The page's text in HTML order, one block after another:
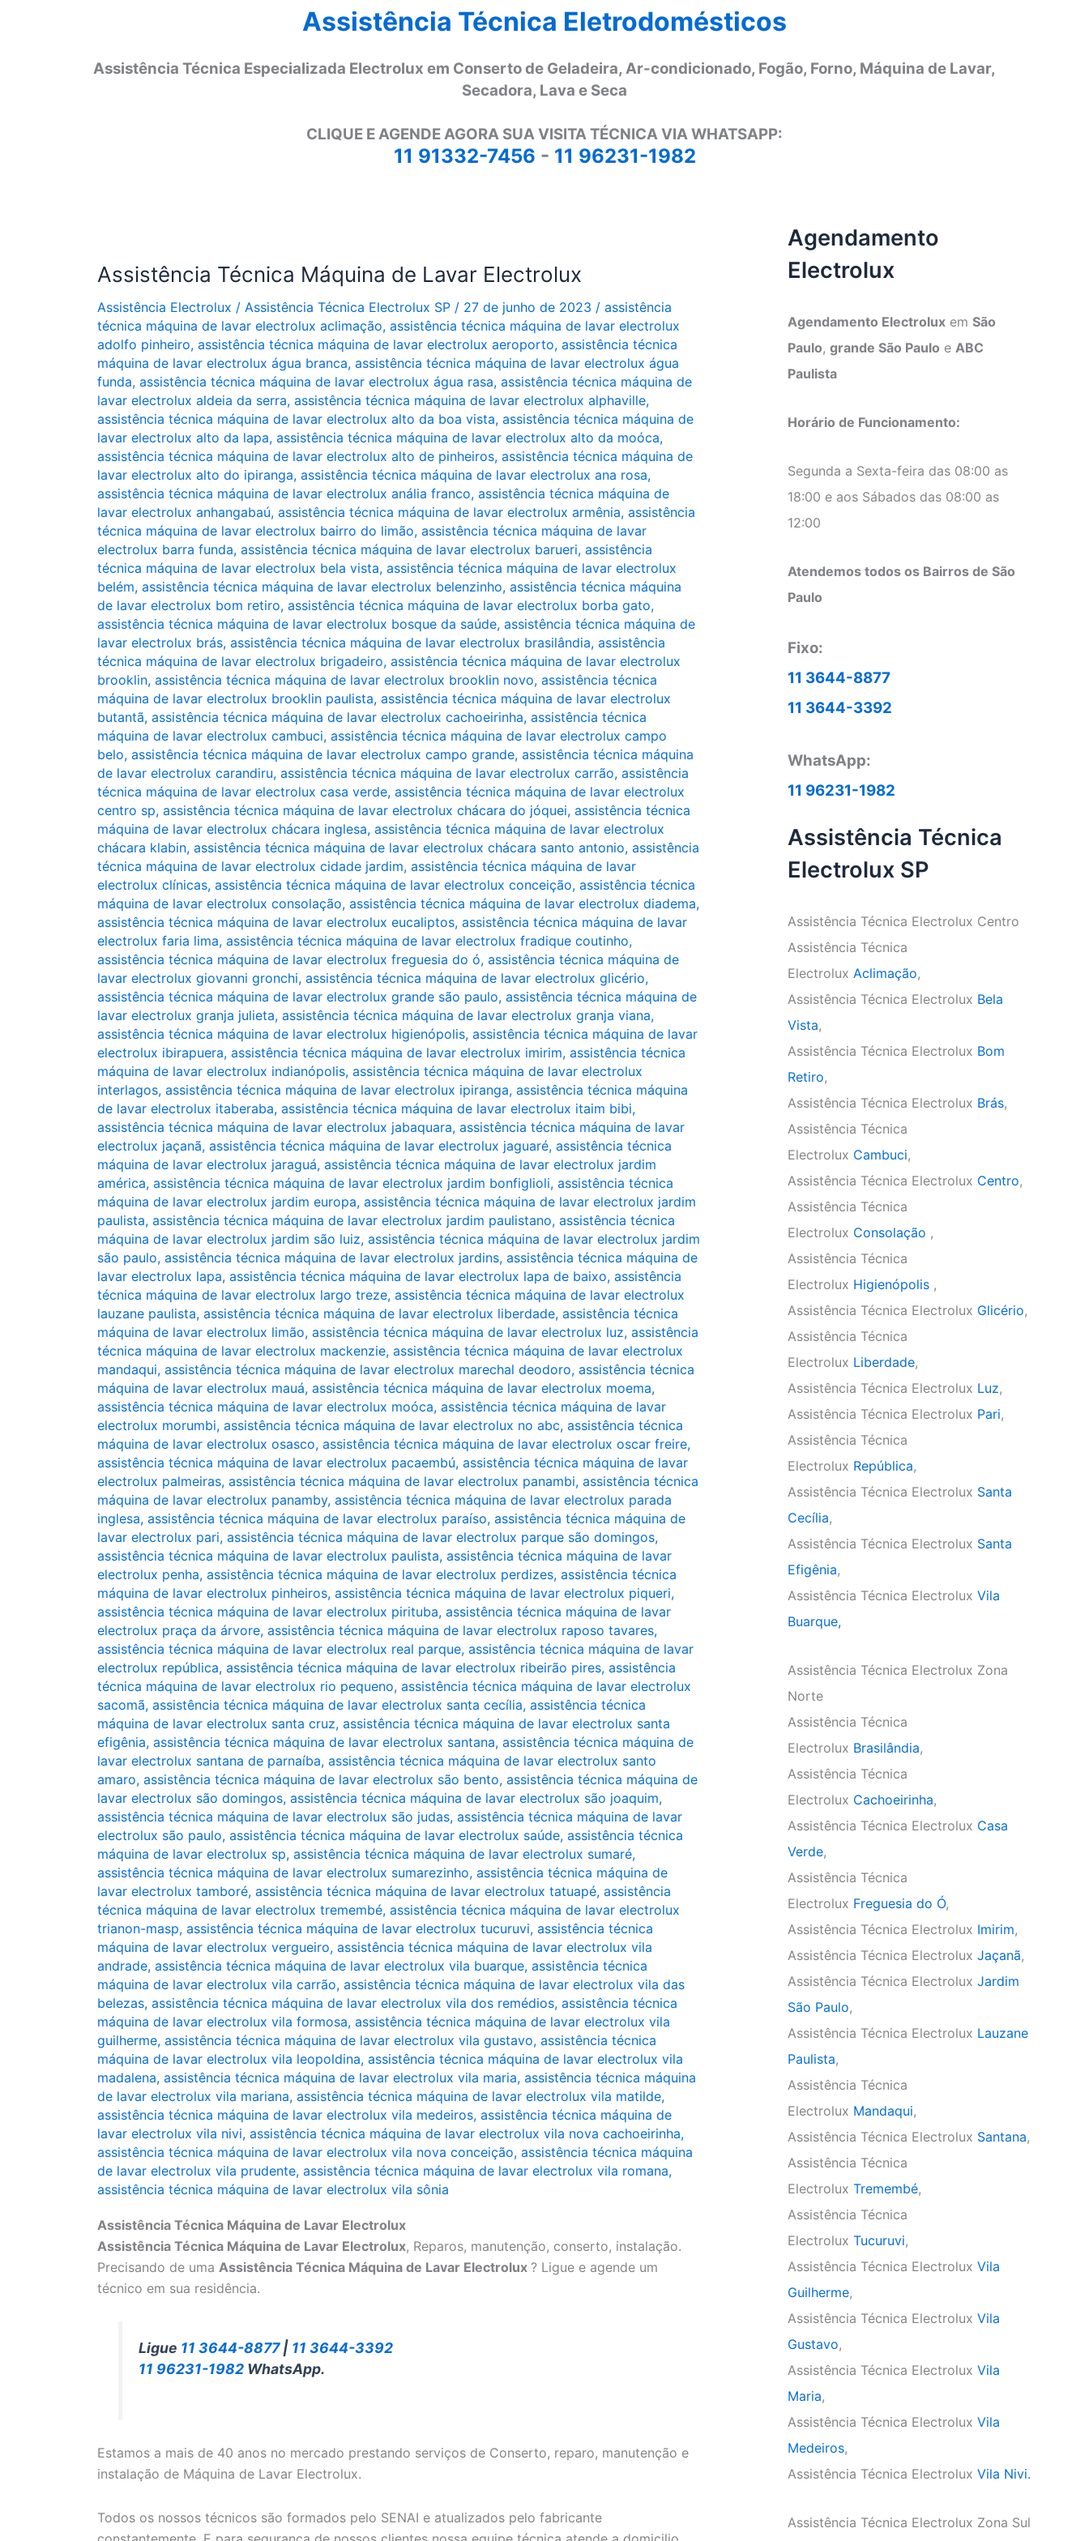
Assistência Técnica Eletrodomésticos
Assistência Técnica Especializada Electrolux em Conserto de Geladeira, Ar-condicionado, Fogão, Forno, Máquina de Lavar,
Secadora, Lava e Seca
CLIQUE E AGENDE AGORA SUA VISITA TÉCNICA VIA WHATSAPP:
11 91332-7456 - 11 96231-1982
Assistência Técnica Máquina de Lavar Electrolux
Assistência Electrolux / Assistência Técnica Electrolux SP / 27 de junho de 2023 / assistência
técnica máquina de lavar electrolux aclimação, assistência técnica máquina de lavar electrolux
adolfo pinheiro, assistência técnica máquina de lavar electrolux aeroporto, assistência técnica
máquina de lavar electrolux água branca, assistência técnica máquina de lavar electrolux água
funda, assistência técnica máquina de lavar electrolux água rasa, assistência técnica máquina de
lavar electrolux aldeia da serra, assistência técnica máquina de lavar electrolux alphaville,
assistência técnica máquina de lavar electrolux alto da boa vista, assistência técnica máquina de
lavar electrolux alto da lapa, assistência técnica máquina de lavar electrolux alto da moóca,
assistência técnica máquina de lavar electrolux alto de pinheiros, assistência técnica máquina de
lavar electrolux alto do ipiranga, assistência técnica máquina de lavar electrolux ana rosa,
assistência técnica máquina de lavar electrolux anália franco, assistência técnica máquina de
lavar electrolux anhangabaú, assistência técnica máquina de lavar electrolux armênia, assistência
técnica máquina de lavar electrolux bairro do limão, assistência técnica máquina de lavar
electrolux barra funda, assistência técnica máquina de lavar electrolux barueri, assistência
técnica máquina de lavar electrolux bela vista, assistência técnica máquina de lavar electrolux
belém, assistência técnica máquina de lavar electrolux belenzinho, assistência técnica máquina
de lavar electrolux bom retiro, assistência técnica máquina de lavar electrolux borba gato,
assistência técnica máquina de lavar electrolux bosque da saúde, assistência técnica máquina de
lavar electrolux brás, assistência técnica máquina de lavar electrolux brasilândia, assistência
técnica máquina de lavar electrolux brigadeiro, assistência técnica máquina de lavar electrolux
brooklin, assistência técnica máquina de lavar electrolux brooklin novo, assistência técnica
máquina de lavar electrolux brooklin paulista, assistência técnica máquina de lavar electrolux
butantã, assistência técnica máquina de lavar electrolux cachoeirinha, assistência técnica
máquina de lavar electrolux cambuci, assistência técnica máquina de lavar electrolux campo
belo, assistência técnica máquina de lavar electrolux campo grande, assistência técnica máquina
de lavar electrolux carandiru, assistência técnica máquina de lavar electrolux carrão, assistência
técnica máquina de lavar electrolux casa verde, assistência técnica máquina de lavar electrolux
centro sp, assistência técnica máquina de lavar electrolux chácara do jóquei, assistência técnica
máquina de lavar electrolux chácara inglesa, assistência técnica máquina de lavar electrolux
chácara klabin, assistência técnica máquina de lavar electrolux chácara santo antonio, assistência
técnica máquina de lavar electrolux cidade jardim, assistência técnica máquina de lavar
electrolux clínicas, assistência técnica máquina de lavar electrolux conceição, assistência técnica
máquina de lavar electrolux consolação, assistência técnica máquina de lavar electrolux diadema,
assistência técnica máquina de lavar electrolux eucaliptos, assistência técnica máquina de lavar
electrolux faria lima, assistência técnica máquina de lavar electrolux fradique coutinho,
assistência técnica máquina de lavar electrolux freguesia do ó, assistência técnica máquina de
lavar electrolux giovanni gronchi, assistência técnica máquina de lavar electrolux glicério,
assistência técnica máquina de lavar electrolux grande são paulo, assistência técnica máquina de
lavar electrolux granja julieta, assistência técnica máquina de lavar electrolux granja viana,
assistência técnica máquina de lavar electrolux higienópolis, assistência técnica máquina de lavar
electrolux ibirapuera, assistência técnica máquina de lavar electrolux imirim, assistência técnica
máquina de lavar electrolux indianópolis, assistência técnica máquina de lavar electrolux
interlagos, assistência técnica máquina de lavar electrolux ipiranga, assistência técnica máquina
de lavar electrolux itaberaba, assistência técnica máquina de lavar electrolux itaim bibi,
assistência técnica máquina de lavar electrolux jabaquara, assistência técnica máquina de lavar
electrolux jaçanã, assistência técnica máquina de lavar electrolux jaguaré, assistência técnica
máquina de lavar electrolux jaraguá, assistência técnica máquina de lavar electrolux jardim
américa, assistência técnica máquina de lavar electrolux jardim bonfiglioli, assistência técnica
máquina de lavar electrolux jardim europa, assistência técnica máquina de lavar electrolux jardim
paulista, assistência técnica máquina de lavar electrolux jardim paulistano, assistência técnica
máquina de lavar electrolux jardim são luiz, assistência técnica máquina de lavar electrolux jardim
são paulo, assistência técnica máquina de lavar electrolux jardins, assistência técnica máquina de
lavar electrolux lapa, assistência técnica máquina de lavar electrolux lapa de baixo, assistência
técnica máquina de lavar electrolux largo treze, assistência técnica máquina de lavar electrolux
lauzane paulista, assistência técnica máquina de lavar electrolux liberdade, assistência técnica
máquina de lavar electrolux limão, assistência técnica máquina de lavar electrolux luz, assistência
técnica máquina de lavar electrolux mackenzie, assistência técnica máquina de lavar electrolux
mandaqui, assistência técnica máquina de lavar electrolux marechal deodoro, assistência técnica
máquina de lavar electrolux mauá, assistência técnica máquina de lavar electrolux moema,
assistência técnica máquina de lavar electrolux moóca, assistência técnica máquina de lavar
electrolux morumbi, assistência técnica máquina de lavar electrolux no abc, assistência técnica
máquina de lavar electrolux osasco, assistência técnica máquina de lavar electrolux oscar freire,
assistência técnica máquina de lavar electrolux pacaembú, assistência técnica máquina de lavar
electrolux palmeiras, assistência técnica máquina de lavar electrolux panambi, assistência técnica
máquina de lavar electrolux panamby, assistência técnica máquina de lavar electrolux parada
inglesa, assistência técnica máquina de lavar electrolux paraíso, assistência técnica máquina de
lavar electrolux pari, assistência técnica máquina de lavar electrolux parque são domingos,
assistência técnica máquina de lavar electrolux paulista, assistência técnica máquina de lavar
electrolux penha, assistência técnica máquina de lavar electrolux perdizes, assistência técnica
máquina de lavar electrolux pinheiros, assistência técnica máquina de lavar electrolux piqueri,
assistência técnica máquina de lavar electrolux pirituba, assistência técnica máquina de lavar
electrolux praça da árvore, assistência técnica máquina de lavar electrolux raposo tavares,
assistência técnica máquina de lavar electrolux real parque, assistência técnica máquina de lavar
electrolux república, assistência técnica máquina de lavar electrolux ribeirão pires, assistência
técnica máquina de lavar electrolux rio pequeno, assistência técnica máquina de lavar electrolux
sacomã, assistência técnica máquina de lavar electrolux santa cecília, assistência técnica
máquina de lavar electrolux santa cruz, assistência técnica máquina de lavar electrolux santa
efigênia, assistência técnica máquina de lavar electrolux santana, assistência técnica máquina de
lavar electrolux santana de parnaíba, assistência técnica máquina de lavar electrolux santo
amaro, assistência técnica máquina de lavar electrolux são bento, assistência técnica máquina de
lavar electrolux são domingos, assistência técnica máquina de lavar electrolux são joaquim,
assistência técnica máquina de lavar electrolux são judas, assistência técnica máquina de lavar
electrolux são paulo, assistência técnica máquina de lavar electrolux saúde, assistência técnica
máquina de lavar electrolux sp, assistência técnica máquina de lavar electrolux sumaré,
assistência técnica máquina de lavar electrolux sumarezinho, assistência técnica máquina de
lavar electrolux tamboré, assistência técnica máquina de lavar electrolux tatuapé, assistência
técnica máquina de lavar electrolux tremembé, assistência técnica máquina de lavar electrolux
trianon-masp, assistência técnica máquina de lavar electrolux tucuruvi, assistência técnica
máquina de lavar electrolux vergueiro, assistência técnica máquina de lavar electrolux vila
andrade, assistência técnica máquina de lavar electrolux vila buarque, assistência técnica
máquina de lavar electrolux vila carrão, assistência técnica máquina de lavar electrolux vila das
belezas, assistência técnica máquina de lavar electrolux vila dos remédios, assistência técnica
máquina de lavar electrolux vila formosa, assistência técnica máquina de lavar electrolux vila
guilherme, assistência técnica máquina de lavar electrolux vila gustavo, assistência técnica
máquina de lavar electrolux vila leopoldina, assistência técnica máquina de lavar electrolux vila
madalena, assistência técnica máquina de lavar electrolux vila maria, assistência técnica máquina
de lavar electrolux vila mariana, assistência técnica máquina de lavar electrolux vila matilde,
assistência técnica máquina de lavar electrolux vila medeiros, assistência técnica máquina de
lavar electrolux vila nivi, assistência técnica máquina de lavar electrolux vila nova cachoeirinha,
assistência técnica máquina de lavar electrolux vila nova conceição, assistência técnica máquina
de lavar electrolux vila prudente, assistência técnica máquina de lavar electrolux vila romana,
assistência técnica máquina de lavar electrolux vila sônia
Assistência Técnica Máquina de Lavar Electrolux
Assistência Técnica Máquina de Lavar Electrolux, Reparos, manutenção, conserto, instalação.
Precisando de uma Assistência Técnica Máquina de Lavar Electrolux ? Ligue e agende um
técnico em sua residência.
Ligue 11 3644-8877| 11 3644-3392
11 96231-1982 WhatsApp.
Estamos a mais de 40 anos no mercado prestando serviços de Conserto, reparo, manutenção e
instalação de Máquina de Lavar Electrolux.
Todos os nossos técnicos são formados pelo SENAI e atualizados pelo fabricante
Agendamento
Electrolux
Agendamento Electrolux em São
Paulo, grande São Paulo e ABC
Paulista
Horário de Funcionamento:
Segunda a Sexta-feira das 08:00 as
18:00 e aos Sábados das 08:00 as
12:00
Atendemos todos os Bairros de São
Paulo
Fixo:
11 3644-8877
11 3644-3392
WhatsApp:
11 96231-1982
Assistência Técnica
Electrolux SP
Assistência Técnica Electrolux Centro
Assistência Técnica
Electrolux Aclimação,
Assistência Técnica Electrolux Bela
Vista,
Assistência Técnica Electrolux Bom
Retiro,
Assistência Técnica Electrolux Brás,
Assistência Técnica
Electrolux Cambuci,
Assistência Técnica Electrolux Centro,
Assistência Técnica
Electrolux Consolação ,
Assistência Técnica
Electrolux Higienópolis ,
Assistência Técnica Electrolux Glicério,
Assistência Técnica
Electrolux Liberdade,
Assistência Técnica Electrolux Luz,
Assistência Técnica Electrolux Pari,
Assistência Técnica
Electrolux República,
Assistência Técnica Electrolux Santa
Cecília,
Assistência Técnica Electrolux Santa
Efigênia,
Assistência Técnica Electrolux Vila
Buarque,
Assistência Técnica Electrolux Zona
Norte
Assistência Técnica
Electrolux Brasilândia,
Assistência Técnica
Electrolux Cachoeirinha,
Assistência Técnica Electrolux Casa
Verde,
Assistência Técnica
Electrolux Freguesia do Ó,
Assistência Técnica Electrolux Imirim,
Assistência Técnica Electrolux Jaçanã,
Assistência Técnica Electrolux Jardim
São Paulo,
Assistência Técnica Electrolux Lauzane
Paulista,
Assistência Técnica
Electrolux Mandaqui,
Assistência Técnica Electrolux Santana,
Assistência Técnica
Electrolux Tremembé,
Assistência Técnica
Electrolux Tucuruvi,
Assistência Técnica Electrolux Vila
Guilherme,
Assistência Técnica Electrolux Vila
Gustavo,
Assistência Técnica Electrolux Vila
Maria,
Assistência Técnica Electrolux Vila
Medeiros,
Assistência Técnica Electrolux Vila Nivi.
Assistência Técnica Electrolux Zona Sul